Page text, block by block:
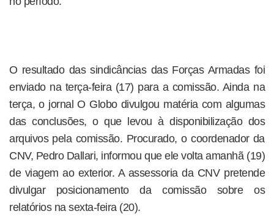
O resultado das sindicâncias das Forças Armadas foi
enviado na terça-feira (17) para a comissão. Ainda na
terça, o jornal O Globo divulgou matéria com algumas
das conclusões, o que levou à disponibilização dos
arquivos pela comissão. Procurado, o coordenador da
CNV, Pedro Dallari, informou que ele volta amanhã (19)
de viagem ao exterior. A assessoria da CNV pretende
divulgar posicionamento da comissão sobre os
relatórios na sexta-feira (20).